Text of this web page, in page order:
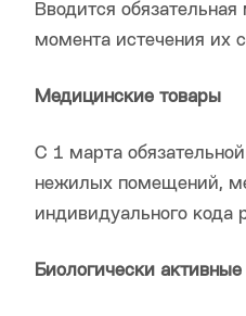
Вводится
момента истечения их
Медицинские товары
С 1 марта
нежилых помещений,
индивидуального кода
Биологически